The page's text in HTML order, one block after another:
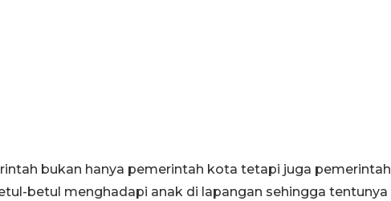
bukan hanya pemerintah kota tetapi juga pemerintah
betul menghadapi anak di lapangan sehingga tentunya